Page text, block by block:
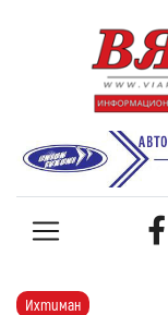
Ихтиман